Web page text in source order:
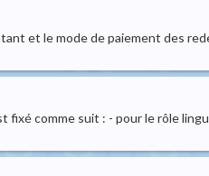
et le mode de paiement des
comme suit : - pour le rôle